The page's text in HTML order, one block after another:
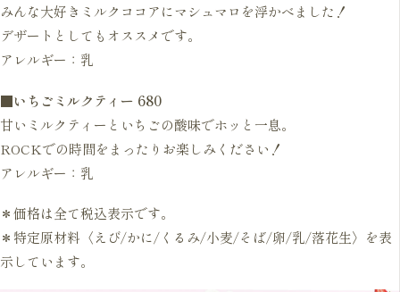
みんな大好きミルクココアにマシュマロを浮かべました！
デザートとしてもオススメです。
アレルギー：乳
■いちごミルクティー 680
甘いミルクティーといちごの酸味でホッと一息。
ROCKでの時間をまったりお楽しみください！
アレルギー：乳
＊価格は全て税込表示です。
＊特定原材料〈えび/かに/くるみ/小麦/そば/卵/乳/落花生〉を表
示しています。